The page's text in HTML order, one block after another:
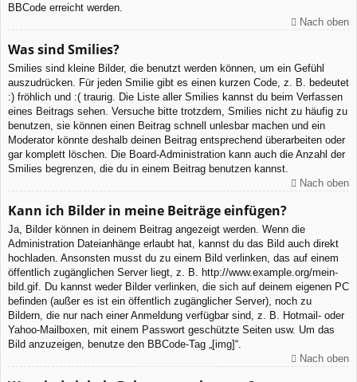
BBCode erreicht werden.
Nach oben
Was sind Smilies?
Smilies sind kleine Bilder, die benutzt werden können, um ein Gefühl
auszudrücken. Für jeden Smilie gibt es einen kurzen Code, z. B. bedeutet
:) fröhlich und :( traurig. Die Liste aller Smilies kannst du beim Verfassen
eines Beitrags sehen. Versuche bitte trotzdem, Smilies nicht zu häufig zu
benutzen, sie können einen Beitrag schnell unlesbar machen und ein
Moderator könnte deshalb deinen Beitrag entsprechend überarbeiten oder
gar komplett löschen. Die Board-Administration kann auch die Anzahl der
Smilies begrenzen, die du in einem Beitrag benutzen kannst.
Nach oben
Kann ich Bilder in meine Beiträge einfügen?
Ja, Bilder können in deinem Beitrag angezeigt werden. Wenn die
Administration Dateianhänge erlaubt hat, kannst du das Bild auch direkt
hochladen. Ansonsten musst du zu einem Bild verlinken, das auf einem
öffentlich zugänglichen Server liegt, z. B. http://www.example.org/mein-
bild.gif. Du kannst weder Bilder verlinken, die sich auf deinem eigenen PC
befinden (außer es ist ein öffentlich zugänglicher Server), noch zu
Bildern, die nur nach einer Anmeldung verfügbar sind, z. B. Hotmail- oder
Yahoo-Mailboxen, mit einem Passwort geschützte Seiten usw. Um das
Bild anzuzeigen, benutze den BBCode-Tag „[img]“.
Nach oben